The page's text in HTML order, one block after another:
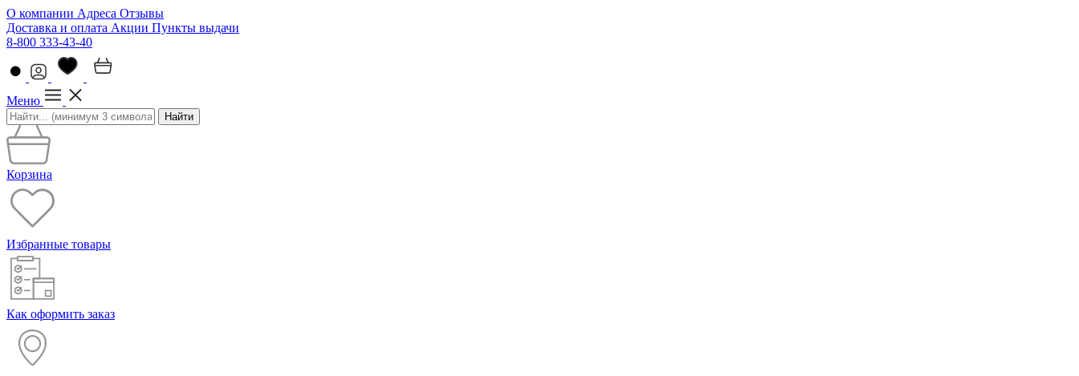
О компании Адреса Отзывы
Доставка и оплата Акции Пункты выдачи
8-800 333-43-40
Меню
Найти
Корзина
Избранные товары
Как оформить заказ